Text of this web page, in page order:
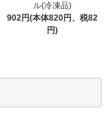
ル(冷凍品)
902円(本体820円、税82
円)